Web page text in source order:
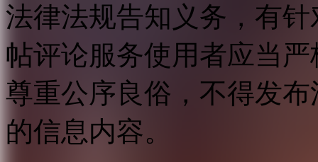
法律法规告知义务，有
帖评论服务使用者应当
尊重公序良俗，不得发
的信息内容。